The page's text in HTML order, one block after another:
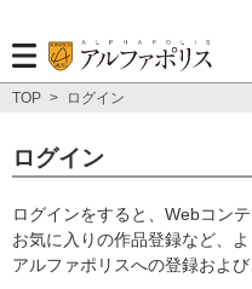
TOP > ログイン
ログイン
ログインをすると、Webコン
お気に入りの作品登録など、
アルファポリスへの登録およ